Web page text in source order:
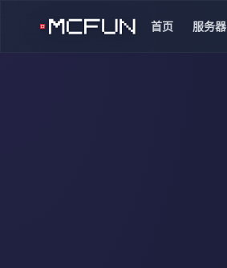
首页 服务器